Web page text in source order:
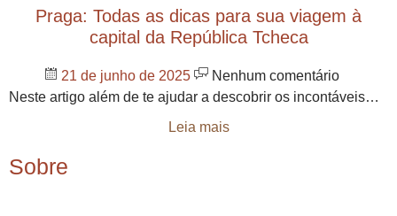
Praga: Todas as dicas para sua viagem à
capital da República Tcheca
21 de junho de 2025
Nenhum comentário
Neste artigo além de te ajudar a descobrir os incontáveis…
Leia mais
Sobre